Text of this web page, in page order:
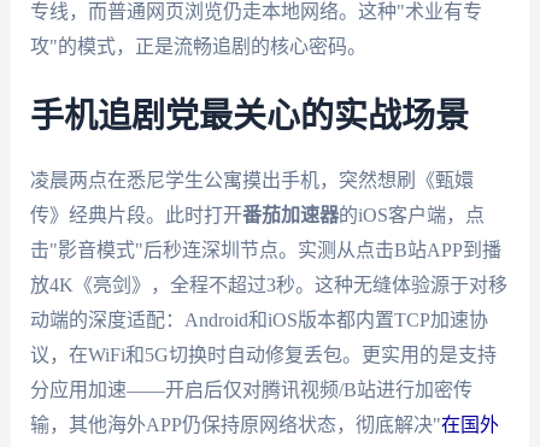
专线，而普通网页浏览仍走本地网络。这种"术业有专
攻"的模式，正是流畅追剧的核心密码。
手机追剧党最关心的实战场景
凌晨两点在悉尼学生公寓摸出手机，突然想刷《甄嬛
传》经典片段。此时打开番茄加速器的iOS客户端，点
击"影音模式"后秒连深圳节点。实测从点击B站APP到播
放4K《亮剑》，全程不超过3秒。这种无缝体验源于对移
动端的深度适配：Android和iOS版本都内置TCP加速协
议，在WiFi和5G切换时自动修复丢包。更实用的是支持
分应用加速——开启后仅对腾讯视频/B站进行加密传
输，其他海外APP仍保持原网络状态，彻底解决"在国外